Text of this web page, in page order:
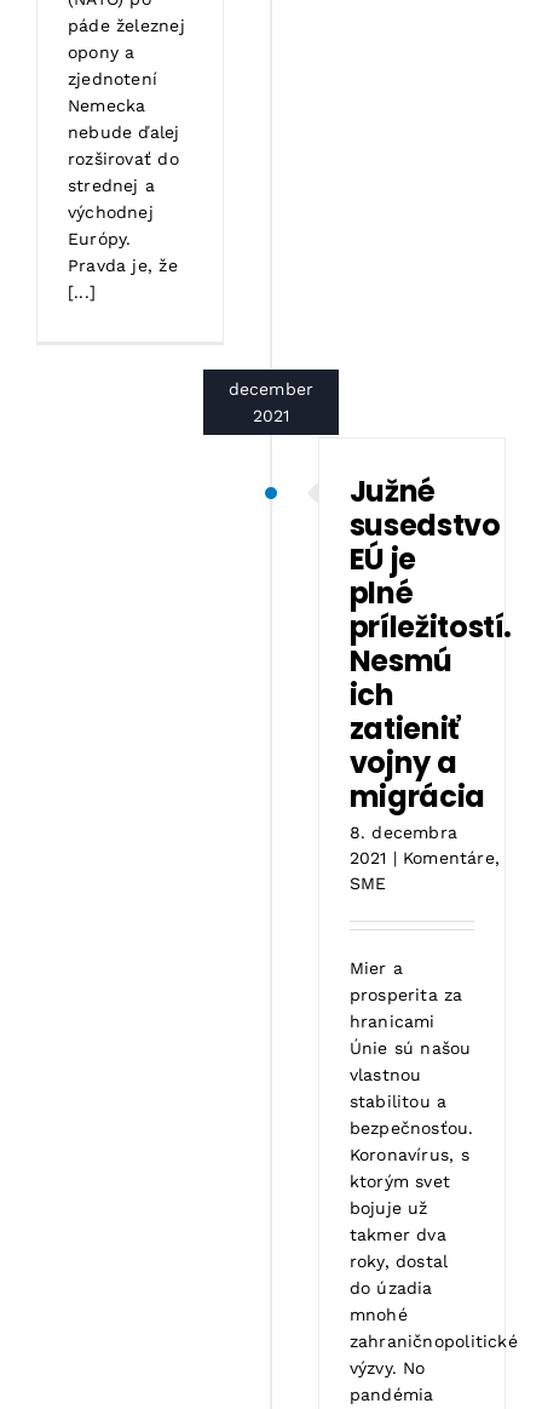
páde železnej
opony a
zjednotení
Nemecka
nebude ďalej
rozširovať do
strednej a
východnej
Európy.
Pravda je, že
[...]
december
2021
Južné
susedstvo
EÚ je
plné
príležitostí.
Nesmú
ich
zatieniť
vojny a
migrácia
8. decembra
2021 | Komentáre,
SME
Mier a
prosperita za
hranicami
Únie sú našou
vlastnou
stabilitou a
bezpečnosťou.
Koronavírus, s
ktorým svet
bojuje už
takmer dva
roky, dostal
do úzadia
mnohé
zahraničnopolitické
výzvy. No
pandémia